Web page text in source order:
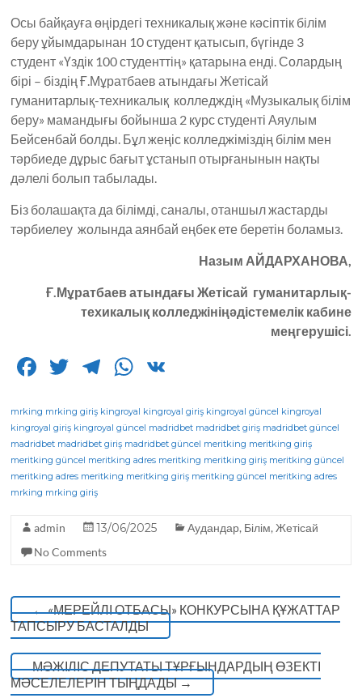
Осы байқауға өңірдегі техникалық және кәсіптік білім
беру ұйымдарынан 10 студент қатысып, бүгінде 3
студент «Үздік 100 студенттің» қатарына енді. Солардың
бірі – біздің Ғ.Мұратбаев атындағы Жетісай
гуманитарлық-техникалық колледждің «Музыкалық білім
беру» мамандығы бойынша 2 курс студенті Аяулым
Бейсенбай болды. Бұл жеңіс колледжіміздің білім мен
тәрбиеде дұрыс бағыт ұстанып отырғанынын нақты
дәлелі болып табылады.
Біз болашақта да білімді, саналы, отаншыл жастарды
тәрбиелеу жолында аянбай еңбек ете беретін боламыз.
Назым АЙДАРХАНОВА,
Ғ.Мұратбаев атындағы Жетісай гуманитарлық-
техикалық колледжініңәдістемелік кабине
меңгерушісі.
F
c
e
b
o
o
k
T
it
te
r
T
e
g
ra
W
a
ts
A
p
mrking mrking giriş kingroyal kingroyal giriş kingroyal güncel kingroyal
kingroyal giriş kingroyal güncel madridbet madridbet giriş madridbet güncel
madridbet madridbet giriş madridbet güncel meritking meritking giriş
meritking güncel meritking adres meritking meritking giriş meritking güncel
meritking adres meritking meritking giriş meritking güncel meritking adres
mrking mrking giriş
admin 13/06/2025 Аудандар, Білім,Жетісай
No Comments
←«МЕРЕЙЛІ ОТБАСЫ» КОНКУРСЫНА ҚҰЖАТТАР
ТАПСЫРУ БАСТАЛДЫ
МӘЖІЛІС ДЕПУТАТЫ ТҰРҒЫНДАРДЫҢ ӨЗЕКТІ
МӘСЕЛЕЛЕРІН ТЫҢДАДЫ→